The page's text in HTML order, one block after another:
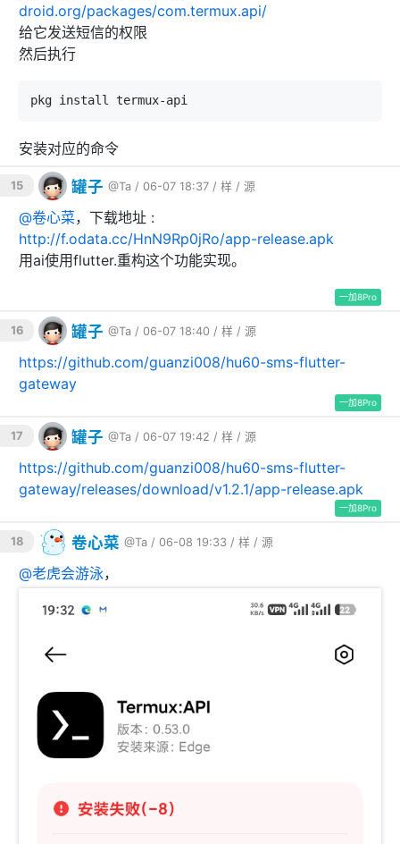
HTTP 状态码 code
403
400
400
500
项目结构
hu60sms/
# 主程序（HTTP 服务 + 短信发送
├── config.json
├── go.mod # Go 模块定义
├── build.sh
# Linux/macOS 编译脚本
└── build.bat # Windows 编译脚本
许可证
MIT License
droid.org/packages/com.termux.api/
给它发送短信的权限
然后执行
安装对应的命令
15 罐子 @Ta / 06-07 18:37 / 样 / 源
@卷心菜，下载地址 :
http://f.odata.cc/HnN9Rp0jRo/app-release.apk
用ai使用flutter.重构这个功能实现。
一加8Pro
16 罐子 @Ta / 06-07 18:40 / 样 / 源
https://github.com/guanzi008/hu60-sms-flutter-
gateway
一加8Pro
17 罐子 @Ta / 06-07 19:42 / 样 / 源
https://github.com/guanzi008/hu60-sms-flutter-
gateway/releases/download/v1.2.1/app-release.apk
一加8Pro
18 卷心菜 @Ta / 06-08 19:33 / 样 / 源
@老虎会游泳，